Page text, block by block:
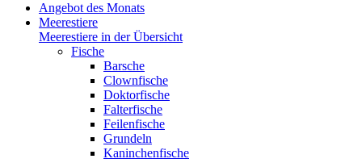
Angebot des Monats
Meerestiere
Meerestiere in der Übersicht
Fische
Barsche
Clownfische
Doktorfische
Falterfische
Feilenfische
Grundeln
Kaninchenfische